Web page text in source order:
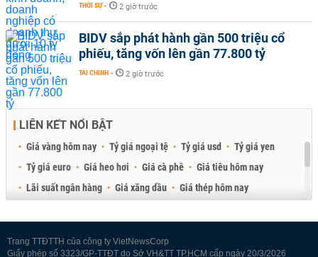
THỜI SỰ - 2 giờ trước
BIDV sắp phát hành gần 500 triệu cổ
phiếu, tăng vốn lên gần 77.800 tỷ
TÀI CHÍNH - 2 giờ trước
LIÊN KẾT NỔI BẬT
Giá vàng hôm nay Tỷ giá ngoại tệ Tỷ giá usd
Tỷ giá yen
Tỷ giá euro
Giá heo hơi Giá cà phê
Giá tiêu hôm nay
Lãi suất ngân hàng
Giá xăng dầu
Giá thép hôm nay
Trang TTĐTTH của công ty VietNewsCorp
Giấy phép số 3323/GP-TTĐT do Sở VH&TT TP.HCM cấp ngày 20/3/2026